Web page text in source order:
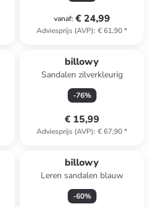
vanaf: € 24,99
Adviesprijs (AVP): € 61,90*
billowy
Sandalen zilverkleurig
-76%
€ 15,99
Adviesprijs (AVP): € 67,90*
billowy
Leren sandalen blauw
-60%